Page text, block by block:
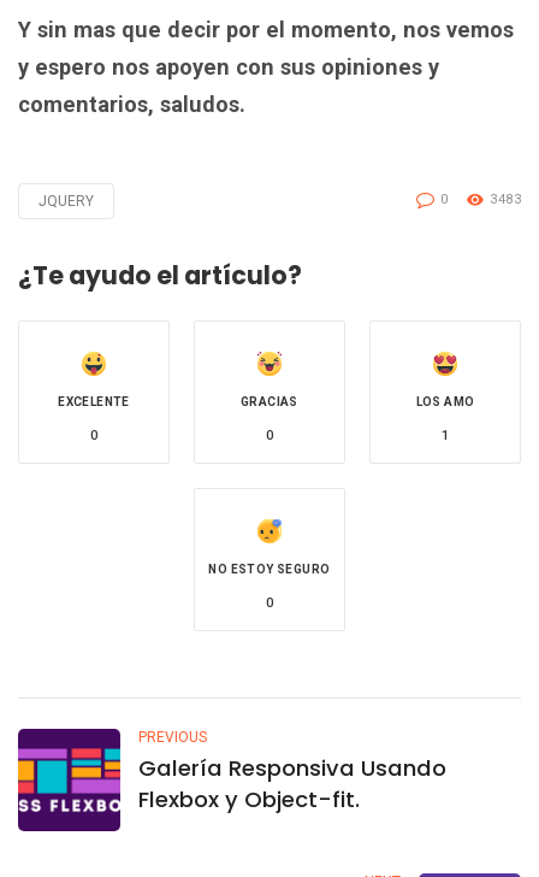
Y sin mas que decir por el momento, nos vemos
y espero nos apoyen con sus opiniones y
comentarios, saludos.
Tagged
JQUERY 0 3483
¿Te ayudo el artículo?
EXCELENTE
0
GRACIAS
0
LOS AMO
1
NO ESTOY SEGURO
0
PREVIOUS
Galería Responsiva Usando
Flexbox y Object-fit.